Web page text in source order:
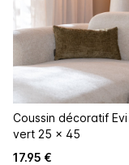
Coussin décoratif
vert 25 x 45
17.95 €